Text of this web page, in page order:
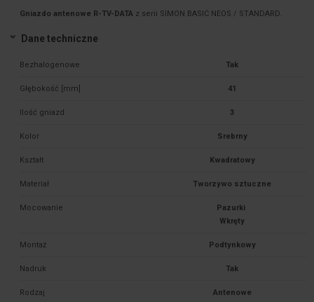
Gniazdo antenowe R-TV-DATA z serii SIMON BASIC NEOS / STANDARD.
Dane techniczne
Bezhalogenowe Tak
Głębokość [mm] 41
Ilość gniazd 3
Kolor Srebrny
Kształt Kwadratowy
Materiał Tworzywo sztuczne
Mocowanie
Pazurki
Montaż Podtynkowy
Nadruk Tak
Rodzaj Antenowe